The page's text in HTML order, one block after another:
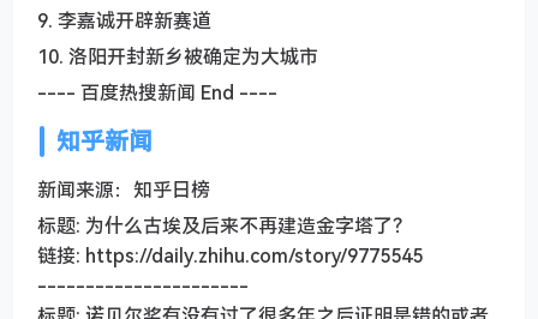
9. 李嘉诚开辟新赛道
10. 洛阳开封新乡被确定为大城市
---- 百度热搜新闻 End ----
知乎新闻
新闻来源：知乎日榜
标题: 为什么古埃及后来不再建造金字塔了？
链接: https://daily.zhihu.com/story/9775545
----------------------